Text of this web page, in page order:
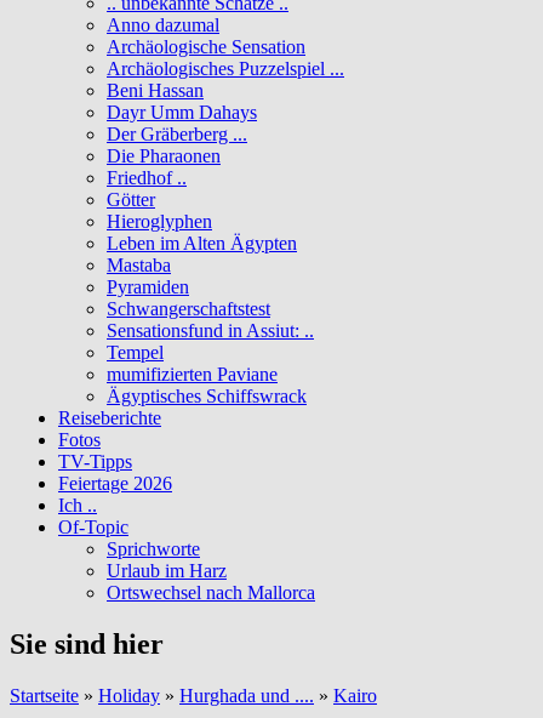
Anno dazumal
Archäologische Sensation
Archäologisches Puzzelspiel ...
Beni Hassan
Dayr Umm Dahays
Der Gräberberg ...
Die Pharaonen
Friedhof ..
Götter
Hieroglyphen
Leben im Alten Ägypten
Mastaba
Pyramiden
Schwangerschaftstest
Sensationsfund in Assiut: ..
Tempel
mumifizierten Paviane
Ägyptisches Schiffswrack
Reiseberichte
Fotos
TV-Tipps
Feiertage 2026
Ich ..
Of-Topic
Sprichworte
Urlaub im Harz
Ortswechsel nach Mallorca
Sie sind hier
Startseite » Holiday » Hurghada und .... » Kairo